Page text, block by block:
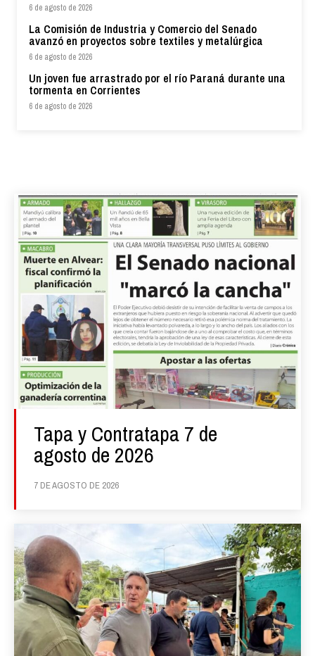
6 de agosto de 2026
La Comisión de Industria y Comercio del Senado
avanzó en proyectos sobre textiles y metalúrgica
6 de agosto de 2026
Un joven fue arrastrado por el río Paraná durante una
tormenta en Corrientes
6 de agosto de 2026
Tapa y Contratapa 7 de
agosto de 2026
7 DE AGOSTO DE 2026